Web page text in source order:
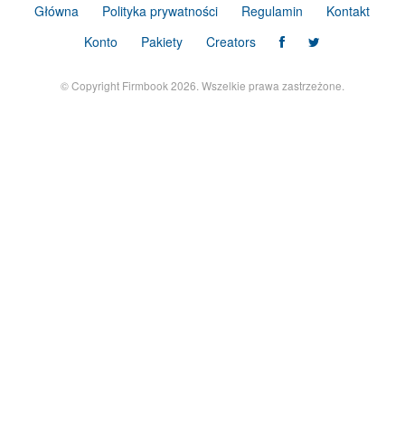
Główna Polityka prywatności Regulamin
Kontakt
Konto
Pakiety Creators
© Copyright Firmbook 2026. Wszelkie prawa zastrzeżone.